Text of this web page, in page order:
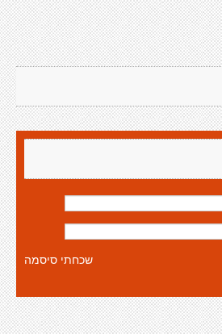
שכחתי סיסמה